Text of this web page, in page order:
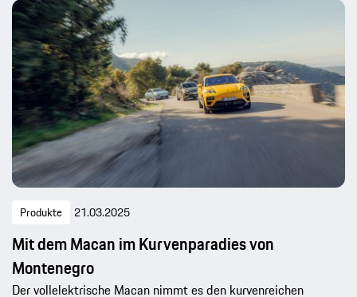
Produkte 21.03.2025
Mit dem Macan im Kurvenparadies von
Montenegro
Der vollelektrische Macan nimmt es den kurvenreichen